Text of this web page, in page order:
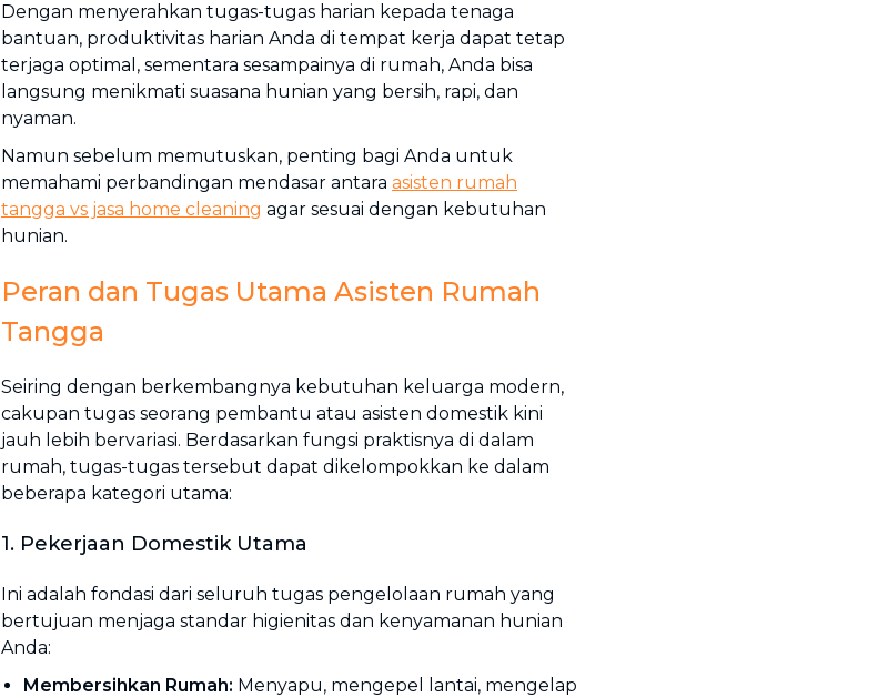
Dengan menyerahkan tugas-tugas harian kepada tenaga
bantuan, produktivitas harian Anda di tempat kerja dapat tetap
terjaga optimal, sementara sesampainya di rumah, Anda bisa
langsung menikmati suasana hunian yang bersih, rapi, dan
nyaman.
Namun sebelum memutuskan, penting bagi Anda untuk
memahami perbandingan mendasar antara asisten rumah
tangga vs jasa home cleaning agar sesuai dengan kebutuhan
hunian.
Peran dan Tugas Utama Asisten Rumah
Tangga
Seiring dengan berkembangnya kebutuhan keluarga modern,
cakupan tugas seorang pembantu atau asisten domestik kini
jauh lebih bervariasi. Berdasarkan fungsi praktisnya di dalam
rumah, tugas-tugas tersebut dapat dikelompokkan ke dalam
beberapa kategori utama:
1. Pekerjaan Domestik Utama
Ini adalah fondasi dari seluruh tugas pengelolaan rumah yang
bertujuan menjaga standar higienitas dan kenyamanan hunian
Anda:
Membersihkan Rumah: Menyapu, mengepel lantai, mengelap